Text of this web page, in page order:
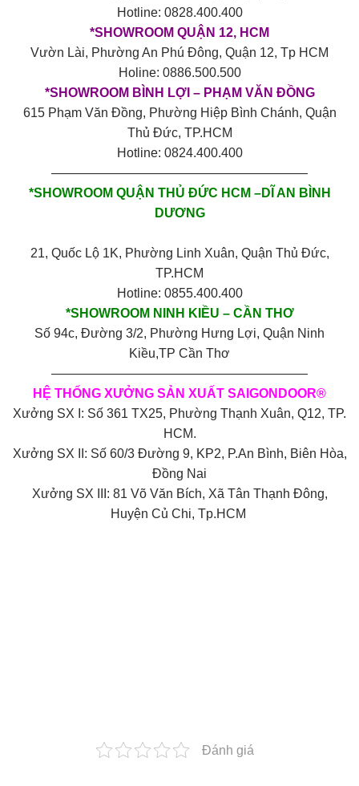
Hotline: 0828.400.400
*SHOWROOM QUẬN 12, HCM
Vườn Lài, Phường An Phú Đông, Quận 12, Tp HCM
Holine: 0886.500.500
*SHOWROOM BÌNH LỢI – PHẠM VĂN ĐỒNG
615 Phạm Văn Đồng, Phường Hiệp Bình Chánh, Quận
Thủ Đức, TP.HCM
Hotline: 0824.400.400
————————————————————
*SHOWROOM QUẬN THỦ ĐỨC HCM –DĨ AN BÌNH
DƯƠNG
21, Quốc Lộ 1K, Phường Linh Xuân, Quận Thủ Đức,
TP.HCM
Hotline: 0855.400.400
*SHOWROOM NINH KIỀU – CẦN THƠ
Số 94c, Đường 3/2, Phường Hưng Lợi, Quận Ninh
Kiều,TP Cần Thơ
————————————————————
HỆ THỐNG XƯỞNG SẢN XUẤT SAIGONDOOR®
Xưởng SX I: Số 361 TX25, Phường Thạnh Xuân, Q12, TP.
HCM.
Xưởng SX II: Số 60/3 Đường 9, KP2, P.An Bình, Biên Hòa,
Đồng Nai
Xưởng SX III: 81 Võ Văn Bích, Xã Tân Thạnh Đông,
Huyện Củ Chi, Tp.HCM
Đánh giá